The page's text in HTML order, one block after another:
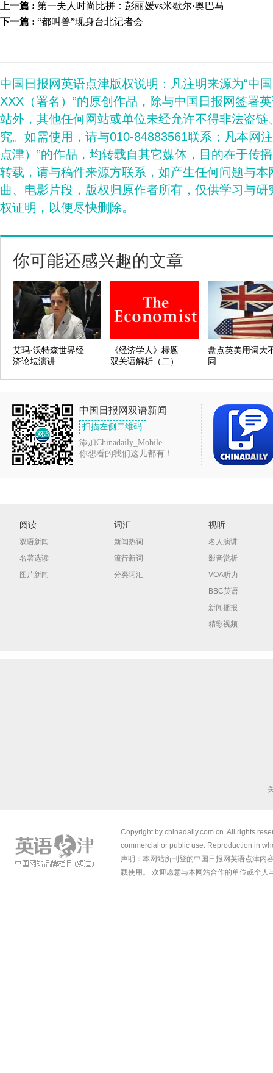
上一篇 : 第一夫人时尚比拼：彭丽媛vs米歇尔·奥巴马
下一篇 : “都叫兽”现身台北记者会
中国日报网英语点津版权说明：凡注明来源为“中
XXX（署名）”的原创作品，除与中国日报网签署
站外，其他任何网站或单位未经允许不得非法盗
究。如需使用，请与010-84883561联系；凡本网
点津）”的作品，均转载自其它媒体，目的在于传
转载，请与稿件来源方联系，如产生任何问题与
曲、电影片段，版权归原作者所有，仅供学习与
权证明，以便尽快删除。
你可能还感兴趣的文章
艾玛·沃特森世界经
济论坛演讲
《经济学人》标题
双关语解析（二）
盘点英美用词大
同
中国日报网双语新闻
扫描左侧二维码
添加Chinadaily_Mobile
你想看的我们这儿都有！
阅读
双语新闻
名著选读
图片新闻
词汇
新闻热词
流行新词
分类词汇
视听
名人演讲
影音赏析
VOA听力
BBC英语
新闻播报
精彩视频
Copyright by chinadaily.com.cn. All rights
commercial or public use. Reproduction in
声明：本网站所刊登的中国日报网英语点津内
载使用。 欢迎愿意与本网站合作的单位或个人